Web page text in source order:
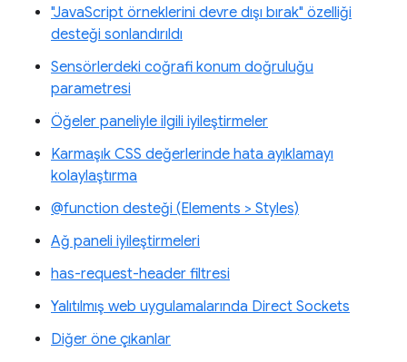
"JavaScript örneklerini devre dışı bırak" özelliği
desteği sonlandırıldı
Sensörlerdeki coğrafi konum doğruluğu
parametresi
Öğeler paneliyle ilgili iyileştirmeler
Karmaşık CSS değerlerinde hata ayıklamayı
kolaylaştırma
@function desteği (Elements > Styles)
Ağ paneli iyileştirmeleri
has-request-header filtresi
Yalıtılmış web uygulamalarında Direct Sockets
Diğer öne çıkanlar